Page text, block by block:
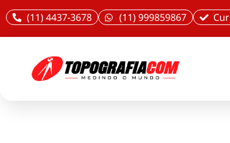
(11) 4437-3678 (11) 999859867